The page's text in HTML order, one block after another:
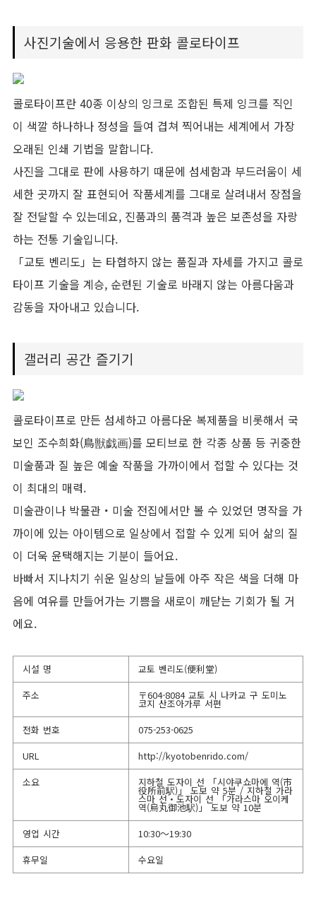
사진기술에서 응용한 판화 콜로타이프
콜로타이프란 40종 이상의 잉크로 조합된 특제 잉크를 직인
이 색깔 하나하나 정성을 들여 겹쳐 찍어내는 세계에서 가장
오래된 인쇄 기법을 말합니다.
사진을 그대로 판에 사용하기 때문에 섬세함과 부드러움이 세
세한 곳까지 잘 표현되어 작품세계를 그대로 살려내서 장점을
잘 전달할 수 있는데요, 진품과의 품격과 높은 보존성을 자랑
하는 전통 기술입니다.
「교토 벤리도」는 타협하지 않는 품질과 자세를 가지고 콜로
타이프 기술을 계승, 순련된 기술로 바래지 않는 아름다움과
감동을 자아내고 있습니다.
갤러리 공간 즐기기
콜로타이프로 만든 섬세하고 아름다운 복제품을 비롯해서 국
보인 조수희화(鳥獣戯画)를 모티브로 한 각종 상품 등 귀중한
미술품과 질 높은 예술 작품을 가까이에서 접할 수 있다는 것
이 최대의 매력.
미술관이나 박물관・미술 전집에서만 볼 수 있었던 명작을 가
까이에 있는 아이템으로 일상에서 접할 수 있게 되어 삶의 질
이 더욱 윤택해지는 기분이 들어요.
바빠서 지나치기 쉬운 일상의 날들에 아주 작은 색을 더해 마
음에 여유를 만들어가는 기쁨을 새로이 깨닫는 기회가 될 거
에요.
시설 명
교토 벤리도(便利堂)
주소
〒604-8084 교토 시 나카교 구 도미노
코지 산조아가루 서편
전화 번호
075-253-0625
URL
http://kyotobenrido.com/
소요
지하철 도자이 선 「시야쿠쇼마에 역(市
役所前駅)」 도보 약 5분 / 지하철 가라
스마 선・도자이 선 「가라스마 오이케
역(烏丸御池駅)」 도보 약 10분
영업 시간
10:30～19:30
휴무일
수요일